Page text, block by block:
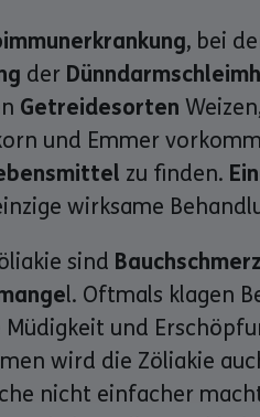
, bei
der
Getreidesorten
und Emmer
zu finden.
wirksame
sind
l. Oftmals klagen
und
wird die Zöliakie
nicht einfacher